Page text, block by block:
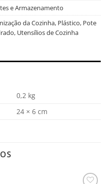
e Armazenamento
da Cozinha, Plástico, Pote
, Utensílios de Cozinha
0,2 kg
24 × 6 cm